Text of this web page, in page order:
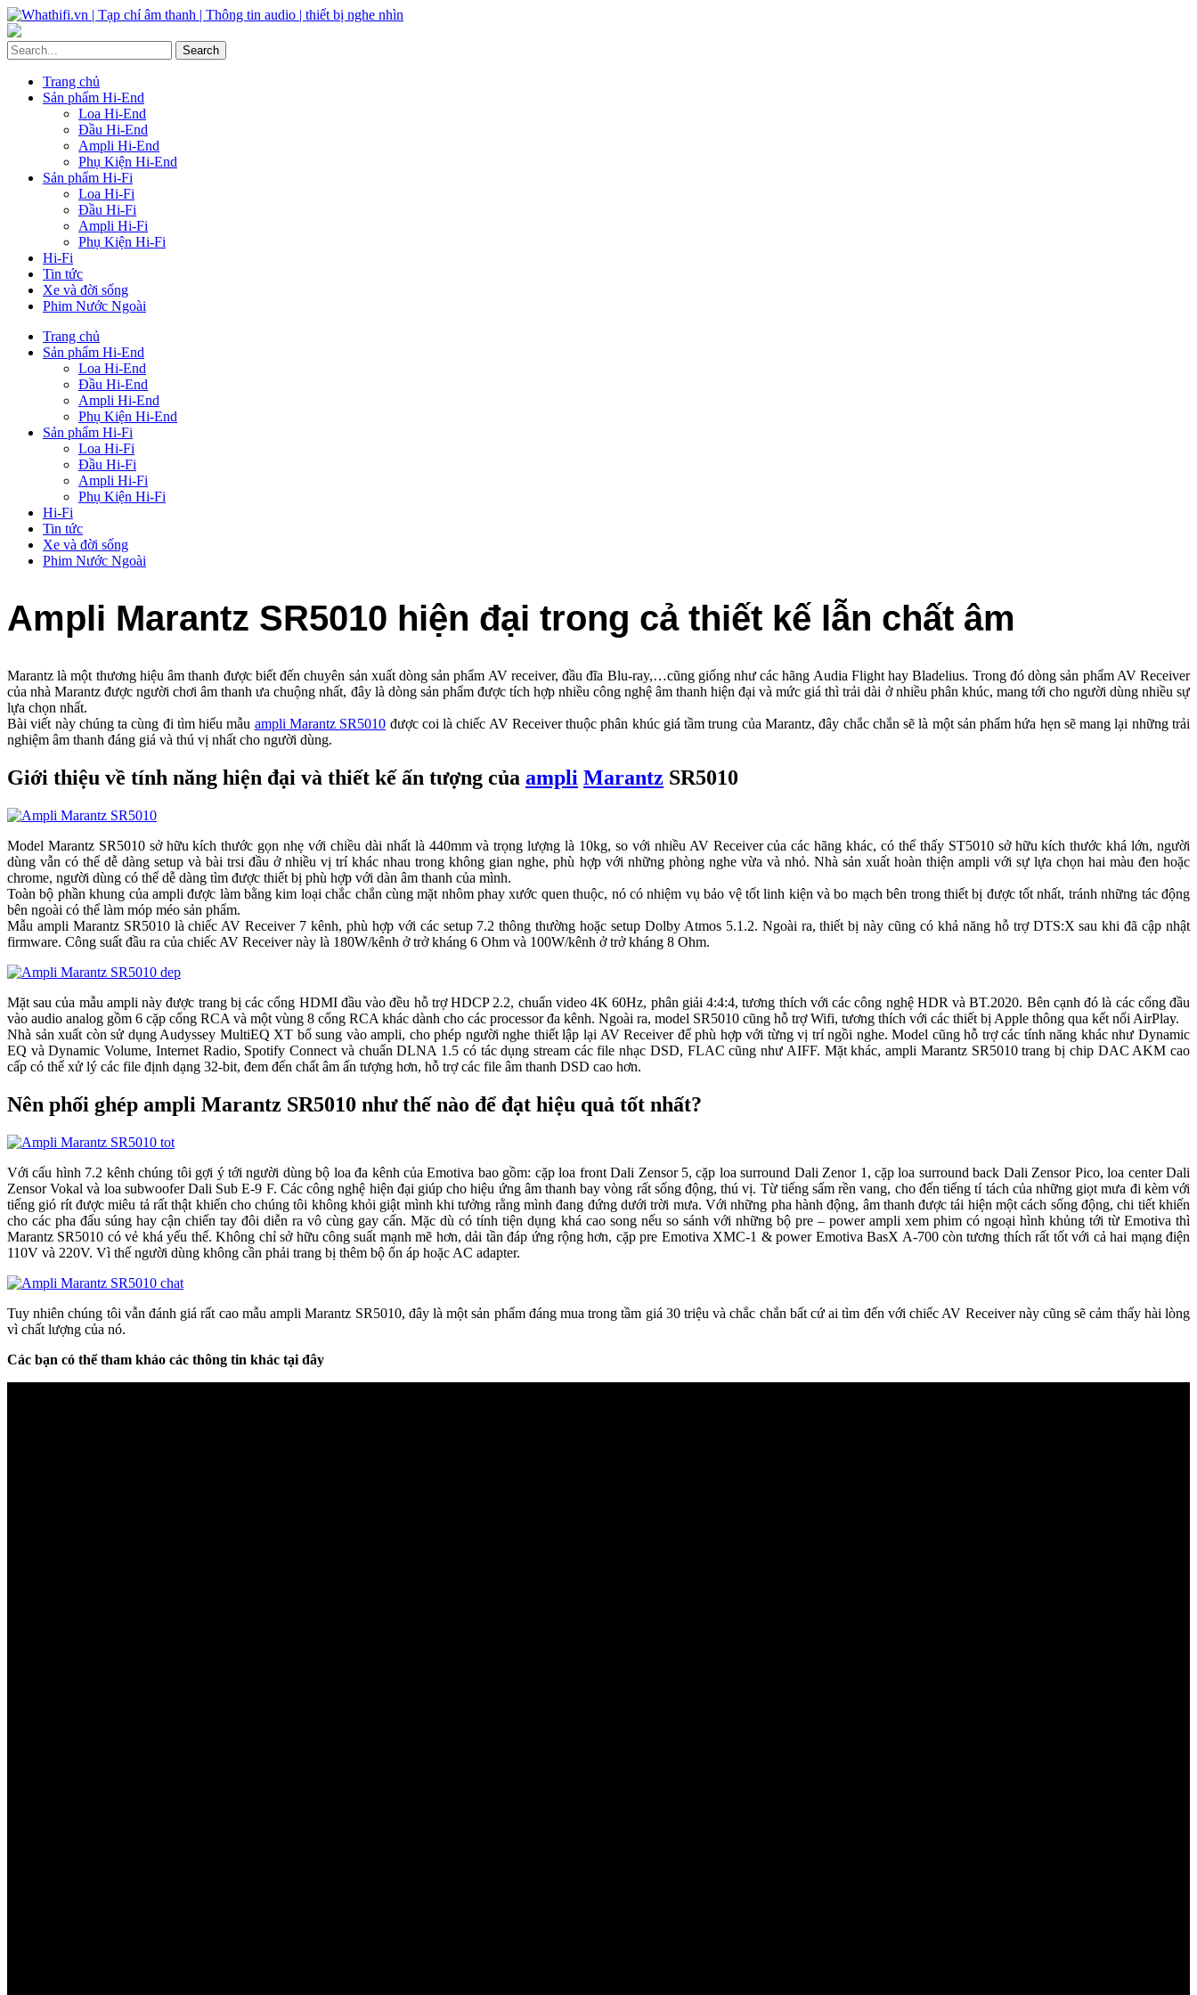
Trang chủ
Sản phẩm Hi-End
Loa Hi-End
Đầu Hi-End
Ampli Hi-End
Phụ Kiện Hi-End
Sản phẩm Hi-Fi
Loa Hi-Fi
Đầu Hi-Fi
Ampli Hi-Fi
Phụ Kiện Hi-Fi
Hi-Fi
Tin tức
Xe và đời sống
Phim Nước Ngoài
Trang chủ
Sản phẩm Hi-End
Loa Hi-End
Đầu Hi-End
Ampli Hi-End
Phụ Kiện Hi-End
Sản phẩm Hi-Fi
Loa Hi-Fi
Đầu Hi-Fi
Ampli Hi-Fi
Phụ Kiện Hi-Fi
Hi-Fi
Tin tức
Xe và đời sống
Phim Nước Ngoài
Ampli Marantz SR5010 hiện đại trong cả thiết kế lẫn chất âm
Marantz là một thương hiệu âm thanh được biết đến chuyên sản xuất dòng sản phẩm AV receiver, đầu đĩa Blu-ray,…cũng giống như các hãng Audia Flight hay Bladelius. Trong đó dòng sản phẩm AV Receiver
của nhà Marantz được người chơi âm thanh ưa chuộng nhất, đây là dòng sản phẩm được tích hợp nhiều công nghệ âm thanh hiện đại và mức giá thì trải dài ở nhiều phân khúc, mang tới cho người dùng nhiều sự
lựa chọn nhất.
Bài viết này chúng ta cùng đi tìm hiểu mẫu ampli Marantz SR5010 được coi là chiếc AV Receiver thuộc phân khúc giá tầm trung của Marantz, đây chắc chắn sẽ là một sản phẩm hứa hẹn sẽ mang lại những trải
nghiệm âm thanh đáng giá và thú vị nhất cho người dùng.
Giới thiệu về tính năng hiện đại và thiết kế ấn tượng của ampli Marantz SR5010
Model Marantz SR5010 sở hữu kích thước gọn nhẹ với chiều dài nhất là 440mm và trọng lượng là 10kg, so với nhiều AV Receiver của các hãng khác, có thể thấy ST5010 sở hữu kích thước khá lớn, người
dùng vẫn có thể dễ dàng setup và bài trsi đầu ở nhiều vị trí khác nhau trong không gian nghe, phù hợp với những phòng nghe vừa và nhỏ. Nhà sản xuất hoàn thiện ampli với sự lựa chọn hai màu đen hoặc
chrome, người dùng có thể dễ dàng tìm được thiết bị phù hợp với dàn âm thanh của mình.
Toàn bộ phần khung của ampli được làm bằng kim loại chắc chắn cùng mặt nhôm phay xước quen thuộc, nó có nhiệm vụ bảo vệ tốt linh kiện và bo mạch bên trong thiết bị được tốt nhất, tránh những tác động
bên ngoài có thể làm móp méo sản phẩm.
Mẫu ampli Marantz SR5010 là chiếc AV Receiver 7 kênh, phù hợp với các setup 7.2 thông thường hoặc setup Dolby Atmos 5.1.2. Ngoài ra, thiết bị này cũng có khả năng hỗ trợ DTS:X sau khi đã cập nhật
firmware. Công suất đầu ra của chiếc AV Receiver này là 180W/kênh ở trở kháng 6 Ohm và 100W/kênh ở trở kháng 8 Ohm.
Mặt sau của mẫu ampli này được trang bị các cổng HDMI đầu vào đều hỗ trợ HDCP 2.2, chuẩn video 4K 60Hz, phân giải 4:4:4, tương thích với các công nghệ HDR và BT.2020. Bên cạnh đó là các cổng đầu
vào audio analog gồm 6 cặp cổng RCA và một vùng 8 cổng RCA khác dành cho các processor đa kênh. Ngoài ra, model SR5010 cũng hỗ trợ Wifi, tương thích với các thiết bị Apple thông qua kết nối AirPlay.
Nhà sản xuất còn sử dụng Audyssey MultiEQ XT bổ sung vào ampli, cho phép người nghe thiết lập lại AV Receiver để phù hợp với từng vị trí ngồi nghe. Model cũng hỗ trợ các tính năng khác như Dynamic
EQ và Dynamic Volume, Internet Radio, Spotify Connect và chuẩn DLNA 1.5 có tác dụng stream các file nhạc DSD, FLAC cũng như AIFF. Mặt khác, ampli Marantz SR5010 trang bị chip DAC AKM cao
cấp có thể xử lý các file định dạng 32-bit, đem đến chất âm ấn tượng hơn, hỗ trợ các file âm thanh DSD cao hơn.
Nên phối ghép ampli Marantz SR5010 như thế nào để đạt hiệu quả tốt nhất?
Với cấu hình 7.2 kênh chúng tôi gợi ý tới người dùng bộ loa đa kênh của Emotiva bao gồm: cặp loa front Dali Zensor 5, cặp loa surround Dali Zenor 1, cặp loa surround back Dali Zensor Pico, loa center Dali
Zensor Vokal và loa subwoofer Dali Sub E-9 F. Các công nghệ hiện đại giúp cho hiệu ứng âm thanh bay vòng rất sống động, thú vị. Từ tiếng sấm rền vang, cho đến tiếng tí tách của những giọt mưa đi kèm với
tiếng gió rít được miêu tả rất thật khiến cho chúng tôi không khỏi giật mình khi tưởng rằng mình đang đứng dưới trời mưa. Với những pha hành động, âm thanh được tái hiện một cách sống động, chi tiết khiến
cho các pha đấu súng hay cận chiến tay đôi diễn ra vô cùng gay cấn. Mặc dù có tính tiện dụng khá cao song nếu so sánh với những bộ pre – power ampli xem phim có ngoại hình khủng tới từ Emotiva thì
Marantz SR5010 có vẻ khá yếu thế. Không chỉ sở hữu công suất mạnh mẽ hơn, dải tần đáp ứng rộng hơn, cặp pre Emotiva XMC-1 & power Emotiva BasX A-700 còn tương thích rất tốt với cả hai mạng điện
110V và 220V. Vì thế người dùng không cần phải trang bị thêm bộ ổn áp hoặc AC adapter.
Tuy nhiên chúng tôi vẫn đánh giá rất cao mẫu ampli Marantz SR5010, đây là một sản phẩm đáng mua trong tầm giá 30 triệu và chắc chắn bất cứ ai tìm đến với chiếc AV Receiver này cũng sẽ cảm thấy hài lòng
vì chất lượng của nó.
Các bạn có thể tham khảo các thông tin khác tại đây